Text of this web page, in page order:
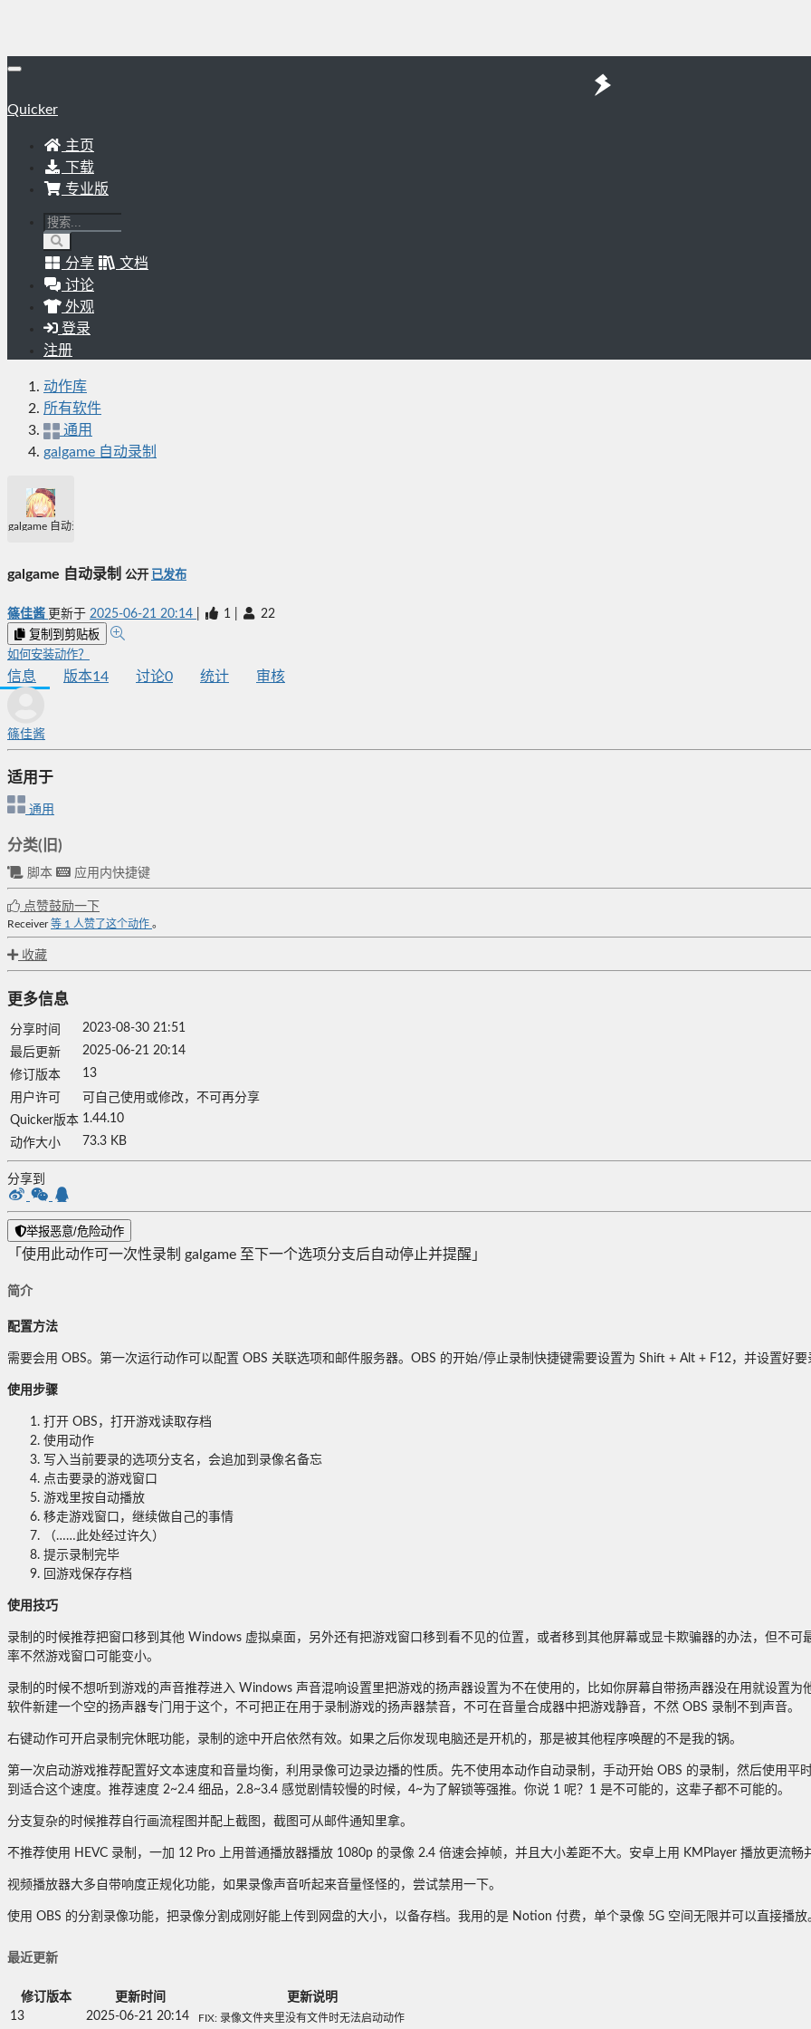
Quicker
主页
下载
专业版
分享
文档
讨论
外观
登录
注册
动作库
所有软件
通用
galgame 自动录制
galgame 自动录制
galgame 自动录制 公开 已发布
篠佳酱 更新于 2025-06-21 20:14 1 22
复制到剪贴板
如何安装动作？
信息 版本14 讨论0 统计 审核
篠佳酱
适用于
通用
分类(旧)
脚本 应用内快捷键
点赞鼓励一下
Receiver 等 1 人赞了这个动作 。
收藏
更多信息
分享时间
2023-08-30 21:51
最后更新
2025-06-21 20:14
修订版本
13
用户许可
可自己使用或修改，不可再分享
Quicker版本 1.44.10
动作大小
73.3 KB
分享到
举报恶意/危险动作
「使用此动作可一次性录制 galgame 至下一个选项分支后自动停止并提醒」
简介
配置方法
需要会用 OBS。第一次运行动作可以配置 OBS 关联选项和邮件服务器。OBS 的开始/停止录制快捷键需要设置为 Shift + Alt + F12，并设置好要
使用步骤
打开 OBS，打开游戏读取存档
使用动作
写入当前要录的选项分支名，会追加到录像名备忘
点击要录的游戏窗口
游戏里按自动播放
移走游戏窗口，继续做自己的事情
（……此处经过许久）
提示录制完毕
回游戏保存存档
使用技巧
录制的时候推荐把窗口移到其他 Windows 虚拟桌面，另外还有把游戏窗口移到看不见的位置，或者移到其他屏幕或显卡欺骗器的办法，但不
率不然游戏窗口可能变小。
录制的时候不想听到游戏的声音推荐进入 Windows 声音混响设置里把游戏的扬声器设置为不在使用的，比如你屏幕自带扬声器没在用就设置
软件新建一个空的扬声器专门用于这个，不可把正在用于录制游戏的扬声器禁音，不可在音量合成器中把游戏静音，不然 OBS 录制不到声音。
右键动作可开启录制完休眠功能，录制的途中开启依然有效。如果之后你发现电脑还是开机的，那是被其他程序唤醒的不是我的锅。
第一次启动游戏推荐配置好文本速度和音量均衡，利用录像可边录边播的性质。先不使用本动作自动录制，手动开始 OBS 的录制，然后使用
到适合这个速度。推荐速度 2~2.4 细品，2.8~3.4 感觉剧情较慢的时候，4~为了解锁等强推。你说 1 呢？1 是不可能的，这辈子都不可能的。
分支复杂的时候推荐自行画流程图并配上截图，截图可从邮件通知里拿。
不推荐使用 HEVC 录制，一加 12 Pro 上用普通播放器播放 1080p 的录像 2.4 倍速会掉帧，并且大小差距不大。安卓上用 KMPlayer 播放更流畅
视频播放器大多自带响度正规化功能，如果录像声音听起来音量怪怪的，尝试禁用一下。
使用 OBS 的分割录像功能，把录像分割成刚好能上传到网盘的大小，以备存档。我用的是 Notion 付费，单个录像 5G 空间无限并可以直接播放
最近更新
修订版本 更新时间
更新说明
13
2025-06-21 20:14 FIX: 录像文件夹里没有文件时无法启动动作